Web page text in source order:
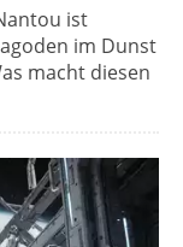
ist
im Dunst
macht diesen